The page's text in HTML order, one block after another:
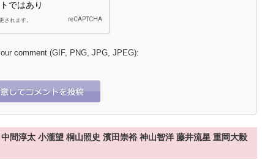
comment (GIF, PNG, JPG, JPEG):
間淳太 小瀧望 桐山照史 濱田崇裕 神山智洋 藤井流星 重岡大毅